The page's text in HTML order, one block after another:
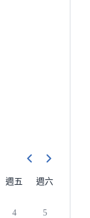
週五 週六
4 5